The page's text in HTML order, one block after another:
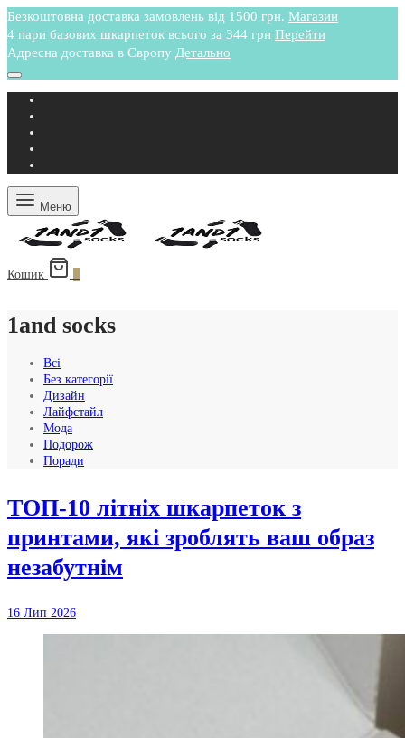
Безкоштовна доставка замовлень від 1500 грн. Магазин
4 пари базових шкарпеток всього за 344 грн Перейти
Адресна доставка в Європу Детально
Меню
Кошик
1and socks
Всі
Без категорії
Дизайн
Лайфстайл
Мода
Подорож
Поради
ТОП-10 літніх шкарпеток з
принтами, які зроблять ваш образ
незабутнім
16 Лип 2026